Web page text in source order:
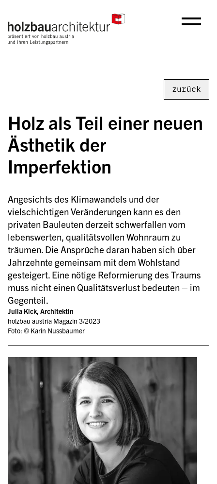
zurück
Holz als Teil einer neuen
Ästhetik der
Imperfektion
Angesichts des Klimawandels und der
vielschichtigen Veränderungen kann es den
privaten Bauleuten derzeit schwerfallen vom
lebenswerten, qualitätsvollen Wohnraum zu
träumen. Die Ansprüche daran haben sich über
Jahrzehnte gemeinsam mit dem Wohlstand
gesteigert. Eine nötige Reformierung des Traums
muss nicht einen Qualitätsverlust bedeuten – im
Gegenteil.
Julia Kick, Architektin
holzbau austria Magazin 3/2023
Foto: © Karin Nussbaumer